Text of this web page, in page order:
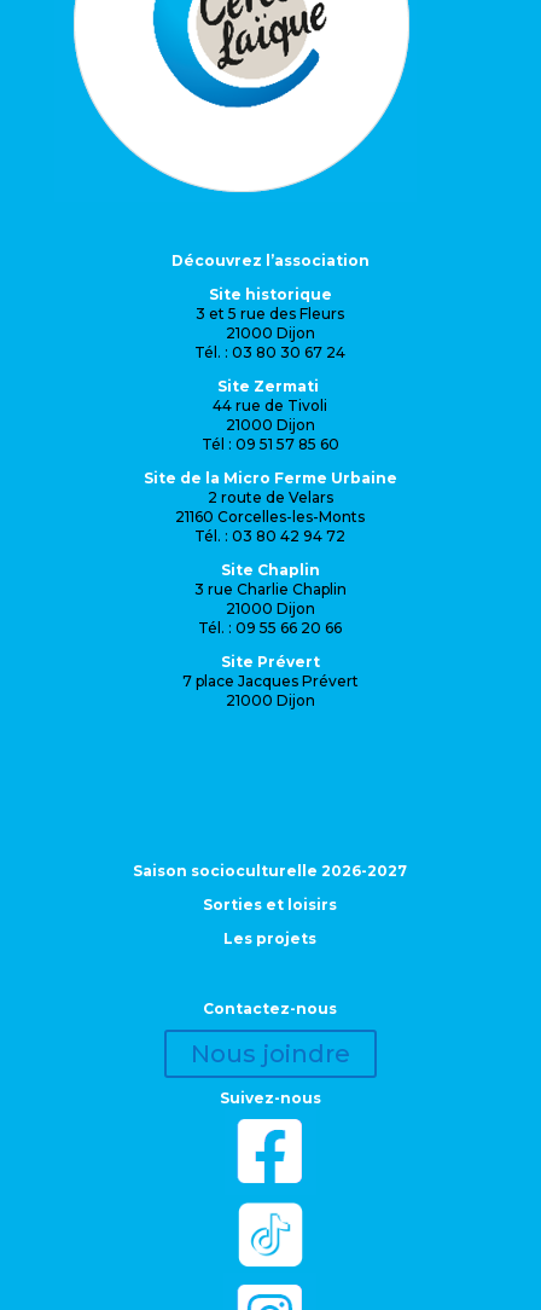
Découvrez l’association
Site historique
3 et 5 rue des Fleurs
21000 Dijon
Tél. : 03 80 30 67 24
Site Zermati
44 rue de Tivoli
21000 Dijon
Tél : 09 51 57 85 60
Site de la Micro Ferme Urbaine
2 route de Velars
21160 Corcelles-les-Monts
Tél. : 03 80 42 94 72
Site Chaplin
3 rue Charlie Chaplin
21000 Dijon
Tél. : 09 55 66 20 66
Site Prévert
7 place Jacques Prévert
21000 Dijon
Saison socioculturelle 2026-2027
Sorties et loisirs
Les projets
Contactez-nous
Nous joindre
Suivez-nous